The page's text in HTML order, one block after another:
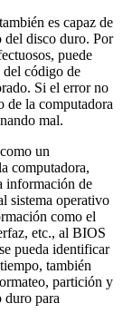
es capaz de
del disco duro. Por
puede
del código de
Si el error no
de la computadora
mal.
un
computadora,
información de
sistema operativo
como el
etc., al BIOS
pueda identificar
también
partición y
duro para